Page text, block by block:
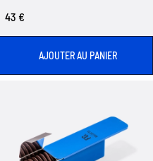
43 €
AJOUTER AU PANIER